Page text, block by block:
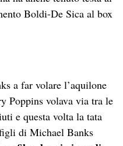
Boldi-De Sica al box
a far volare l’aquilone
Poppins volava via tra le
e questa volta la tata
di Michael Banks